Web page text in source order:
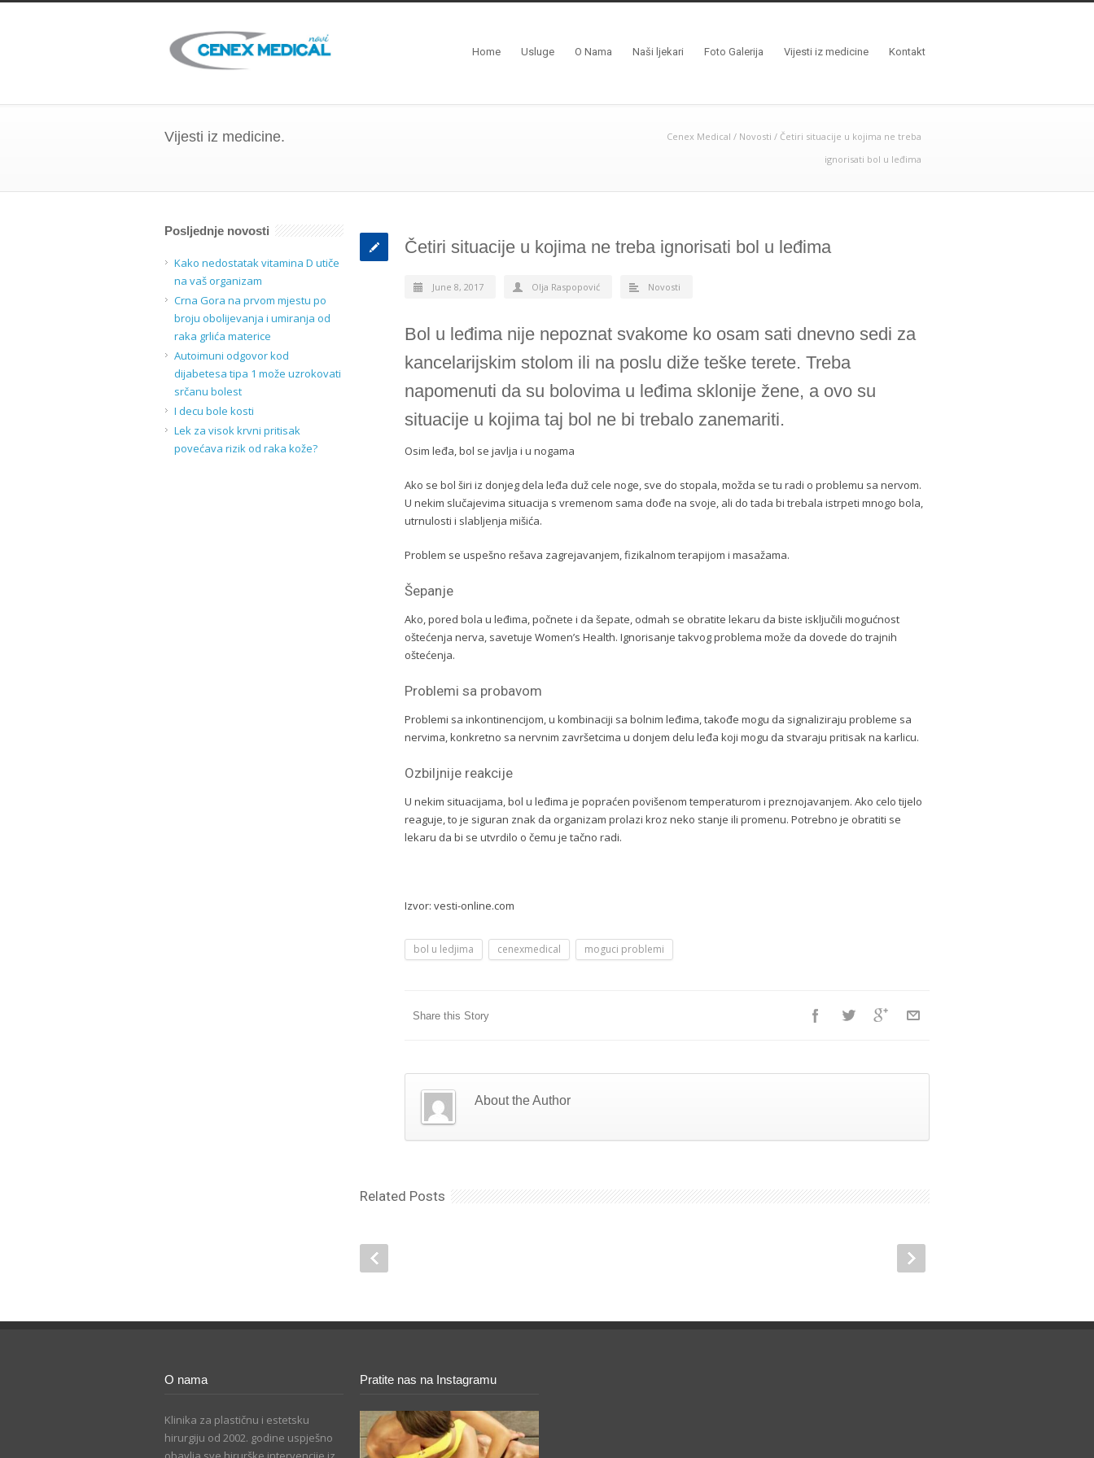
Home Usluge O Nama Naši ljekari Foto Galerija Vijesti iz medicine Kontakt
Vijesti iz medicine. Cenex Medical / Novosti / Četiri situacije u kojima ne treba
ignorisati bol u leđima
Četiri situacije u kojima ne treba ignorisati bol u leđima
June 8, 2017 Olja Raspopović Novosti
Bol u leđima nije nepoznat svakome ko osam sati dnevno sedi za
kancelarijskim stolom ili na poslu diže teške terete. Treba
napomenuti da su bolovima u leđima sklonije žene, a ovo su
situacije u kojima taj bol ne bi trebalo zanemariti.
Osim leđa, bol se javlja i u nogama
Ako se bol širi iz donjeg dela leđa duž cele noge, sve do stopala, možda se tu radi o problemu sa nervom.
U nekim slučajevima situacija s vremenom sama dođe na svoje, ali do tada bi trebala istrpeti mnogo bola,
utrnulosti i slabljenja mišića.
Problem se uspešno rešava zagrejavanjem, fizikalnom terapijom i masažama.
Šepanje
Ako, pored bola u leđima, počnete i da šepate, odmah se obratite lekaru da biste isključili mogućnost
oštećenja nerva, savetuje Women’s Health. Ignorisanje takvog problema može da dovede do trajnih
oštećenja.
Problemi sa probavom
Problemi sa inkontinencijom, u kombinaciji sa bolnim leđima, takođe mogu da signaliziraju probleme sa
nervima, konkretno sa nervnim završetcima u donjem delu leđa koji mogu da stvaraju pritisak na karlicu.
Ozbiljnije reakcije
U nekim situacijama, bol u leđima je popraćen povišenom temperaturom i preznojavanjem. Ako celo tijelo
reaguje, to je siguran znak da organizam prolazi kroz neko stanje ili promenu. Potrebno je obratiti se
lekaru da bi se utvrdilo o čemu je tačno radi.
Izvor: vesti-online.com
bol u ledjima cenexmedical moguci problemi
Share this Story
About the Author
Related Posts
Posljednje novosti
Kako nedostatak vitamina D utiče
na vaš organizam
Crna Gora na prvom mjestu po
broju obolijevanja i umiranja od
raka grlića materice
Autoimuni odgovor kod
dijabetesa tipa 1 može uzrokovati
srčanu bolest
I decu bole kosti
Lek za visok krvni pritisak
povećava rizik od raka kože?
O nama
Klinika za plastičnu i estetsku
hirurgiju od 2002. godine uspješno
Pratite nas na Instagramu